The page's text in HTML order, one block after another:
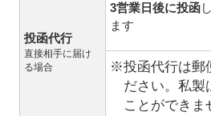
投函代行
直接相手に届け
る場合
3営業日後に投函し
ます
※投函代行は郵
ださい。私製
ことができま